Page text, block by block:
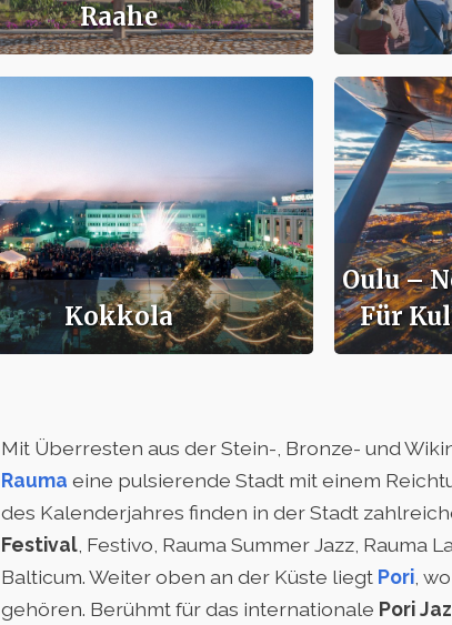
Raahe
Kokkola
Oulu –
Für
Mit Überresten aus der Stein-, Bronze- und
Rauma eine pulsierende Stadt mit einem
des Kalenderjahres finden in der Stadt
Festival , Festivo, Rauma Summer Jazz, Rauma
Balticum. Weiter oben an der Küste liegt Pori ,
gehören. Berühmt für das internationale Pori